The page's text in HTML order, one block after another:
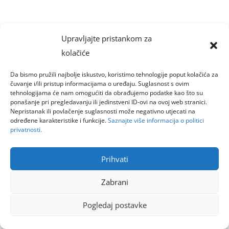
Upravljajte pristankom za
kolačiće
Da bismo pružili najbolje iskustvo, koristimo tehnologije poput kolačića za
čuvanje i/ili pristup informacijama o uređaju. Suglasnost s ovim
tehnologijama će nam omogućiti da obrađujemo podatke kao što su
ponašanje pri pregledavanju ili jedinstveni ID-ovi na ovoj web stranici.
Nepristanak ili povlačenje suglasnosti može negativno utjecati na
određene karakteristike i funkcije.Saznajte više informacija o politici
privatnosti.
Prihvati
Zabrani
Pogledaj postavke